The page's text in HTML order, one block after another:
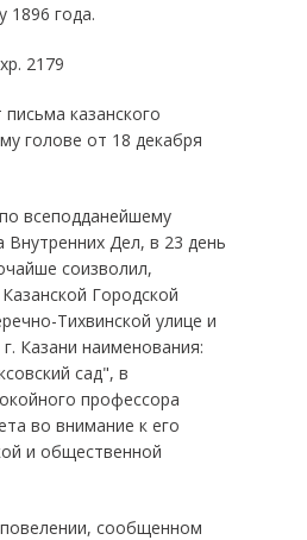
1896 года.
2179
казанского
голове от 18 декабря
всеподданейшему
Внутренних Дел, в 23 день
соизволил,
Городской
Тихвинской улице и
Казани наименования:
сад", в
профессора
во внимание к его
и общественной
сообщенном